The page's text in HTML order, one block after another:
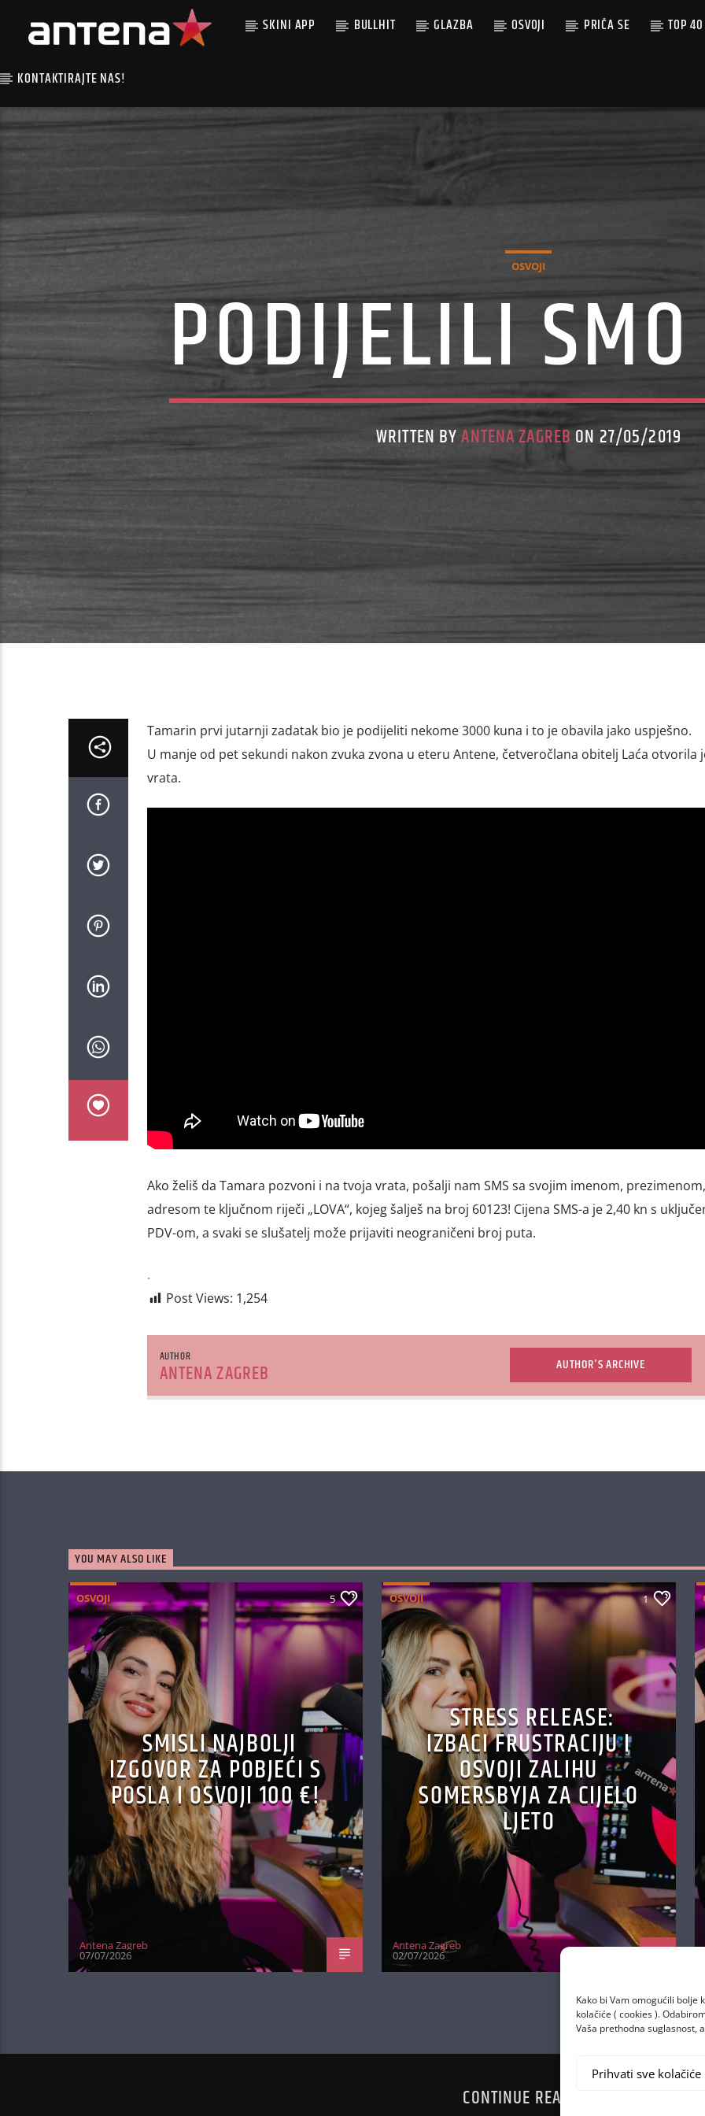
Kako bi Vam omogućili bolje
kolačiće ( cookies ).
Vaša prethodna suglasnost,
Prihvati sve kolačiće
SKINI APP BULLHIT GLAZBA OSVOJI PRIČA SE TOP 40
KONTAKTIRAJTE NAS!
OSVOJI
PODIJELILI
WRITTEN BYANTENA ZAGREB ON 27/05/2019
Tamarin prvi jutarnji zadatak bio je podijeliti nekome 3000 kuna i to je obavila jako uspješno.
U manje od pet sekundi nakon zvuka zvona u eteru Antene, četveročlana obitelj Laća otvorila
vrata.
Ako želiš da Tamara pozvoni i na tvoja vrata, pošalji nam SMS sa svojim imenom, prezimenom,
adresom te ključnom riječi „LOVA“, kojeg šalješ na broj 60123! Cijena SMS-a je 2,40 kn s
PDV-om, a svaki se slušatelj može prijaviti neograničeni broj puta.
.
Post Views: 1,254
AUTHOR
ANTENA ZAGREB AUTHOR'S ARCHIVE
YOU MAY ALSO LIKE
OSVOJI 5
SMISLI NAJBOLJI
IZGOVOR ZA POBJEĆI S
POSLA I OSVOJI 100 €!
Antena Zagreb
07/07/2026
OSVOJI 1
STRESS RELEASE:
IZBACI FRUSTRACIJU I
OSVOJI ZALIHU
SOMERSBYJA ZA CIJELO
LJETO
Antena Zagreb
02/07/2026
CONTINUE READING